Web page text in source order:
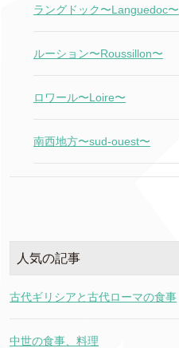
ラングドック〜Languedoc〜
ルーション〜Roussillon〜
ロワール〜Loire〜
南西地方〜sud-ouest〜
人気の記事
古代ギリシアと古代ローマの食事
中世の食事、料理